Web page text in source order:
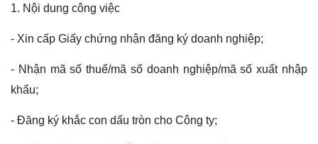
1. Nội dung công việc
- Xin cấp Giấy chứng nhận đăng ký doanh nghiệp;
- Nhận mã số thuế/mã số doanh nghiệp/mã số xuất nhập
khẩu;
- Đăng ký khắc con dấu tròn cho Công ty;